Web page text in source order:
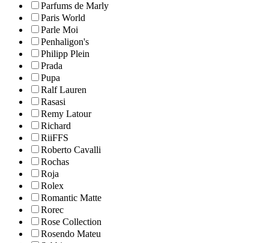
Parfums de Marly
Paris World
Parle Moi
Penhaligon's
Philipp Plein
Prada
Pupa
Ralf Lauren
Rasasi
Remy Latour
Richard
RiiFFS
Roberto Cavalli
Rochas
Roja
Rolex
Romantic Matte
Rorec
Rose Collection
Rosendo Mateu